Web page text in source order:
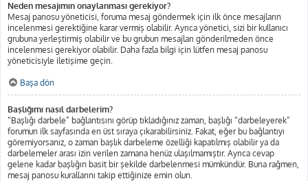
Neden mesajımın onaylanması gerekiyor?
Mesaj panosu yöneticisi, foruma mesaj göndermek için ilk önce mesajların
incelenmesi gerektiğine karar vermiş olabilir. Ayrıca yönetici, sizi bir kullanıcı
grubuna yerleştirmiş olabilir ve bu grubun mesajları gönderilmeden önce
incelenmesi gerekiyor olabilir. Daha fazla bilgi için lütfen mesaj panosu
yöneticisiyle iletişime geçin.
Başa dön
Başlığımı nasıl darbelerim?
“Başlığı darbele” bağlantısını görüp tıkladığınız zaman, başlığı “darbeleyerek”
forumun ilk sayfasında en üst sıraya çıkarabilirsiniz. Fakat, eğer bu bağlantıyı
göremiyorsanız, o zaman başlık darbeleme özelliği kapatılmış olabilir ya da
darbelemeler arası izin verilen zamana henüz ulaşılmamıştır. Ayrıca cevap
gelene kadar başlığın basit bir şekilde darbelenmesi mümkündür. Buna rağmen,
mesaj panosu kurallarını takip ettiğinize emin olun.